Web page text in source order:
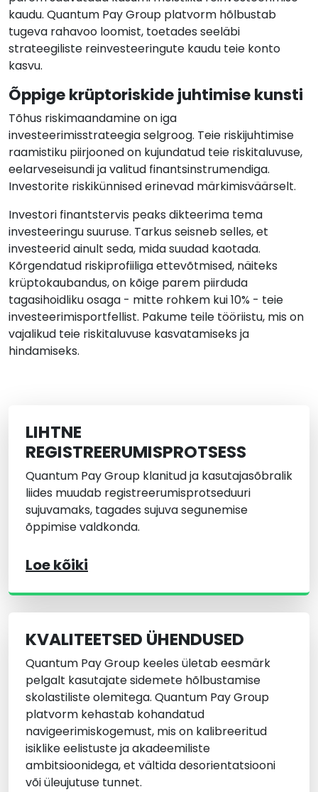
kaudu. Quantum Pay Group platvorm hõlbustab
tugeva rahavoo loomist, toetades seeläbi
strateegiliste reinvesteeringute kaudu teie konto
kasvu.
Õppige krüptoriskide juhtimise kunsti
Tõhus riskimaandamine on iga
investeerimisstrateegia selgroog. Teie riskijuhtimise
raamistiku piirjooned on kujundatud teie riskitaluvuse,
eelarveseisundi ja valitud finantsinstrumendiga.
Investorite riskikünnised erinevad märkimisväärselt.
Investori finantstervis peaks dikteerima tema
investeeringu suuruse. Tarkus seisneb selles, et
investeerid ainult seda, mida suudad kaotada.
Kõrgendatud riskiprofiiliga ettevõtmised, näiteks
krüptokaubandus, on kõige parem piirduda
tagasihoidliku osaga - mitte rohkem kui 10% - teie
investeerimisportfellist. Pakume teile tööriistu, mis on
vajalikud teie riskitaluvuse kasvatamiseks ja
hindamiseks.
LIHTNE
REGISTREERUMISPROTSESS
Quantum Pay Group klanitud ja kasutajasõbralik
liides muudab registreerumisprotseduuri
sujuvamaks, tagades sujuva segunemise
õppimise valdkonda.
Loe kõiki
KVALITEETSED ÜHENDUSED
Quantum Pay Group keeles ületab eesmärk
pelgalt kasutajate sidemete hõlbustamise
skolastiliste olemitega. Quantum Pay Group
platvorm kehastab kohandatud
navigeerimiskogemust, mis on kalibreeritud
isiklike eelistuste ja akadeemiliste
ambitsioonidega, et vältida desorientatsiooni
või üleujutuse tunnet.